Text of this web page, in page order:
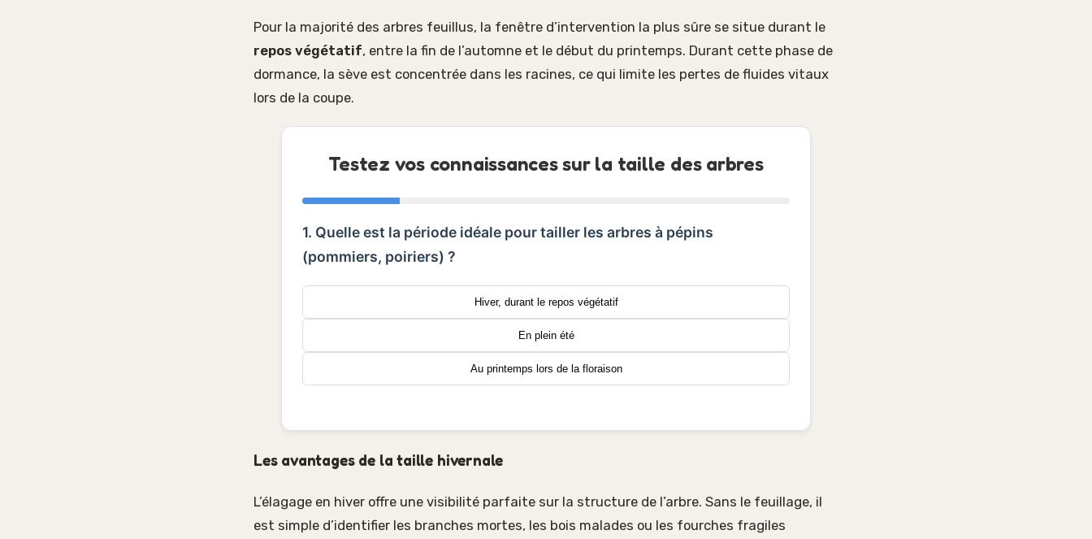
Pour la majorité des arbres feuillus, la fenêtre d’intervention la plus sûre se situe durant le
repos végétatif, entre la fin de l’automne et le début du printemps. Durant cette phase de
dormance, la sève est concentrée dans les racines, ce qui limite les pertes de fluides vitaux
lors de la coupe.
Testez vos connaissances sur la taille des arbres
1. Quelle est la période idéale pour tailler les arbres à pépins
(pommiers, poiriers) ?
Hiver, durant le repos végétatif
En plein été
Au printemps lors de la floraison
Les avantages de la taille hivernale
L’élagage en hiver offre une visibilité parfaite sur la structure de l’arbre. Sans le feuillage, il
est simple d’identifier les branches mortes, les bois malades ou les fourches fragiles